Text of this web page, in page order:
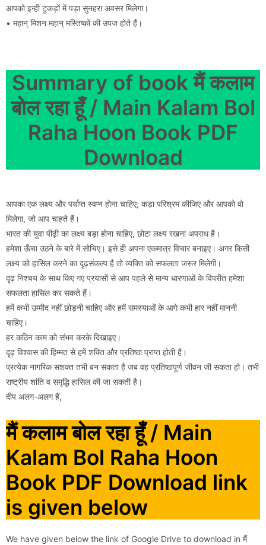
आपको इन्हीं टुकड़ों में पड़ा सुनहरा अवसर मिलेगा।
• महान् मिशन महान् मस्तिष्कों की उपज होते हैं।
Summary of book मैं कलाम
बोल रहा हूँ / Main Kalam Bol
Raha Hoon Book PDF
Download
आपका एक लक्ष्य और पर्याप्त स्वप्न होना चाहिए; कड़ा परिश्रम कीजिए और आपको वो
मिलेगा, जो आप चाहते हैं।
भारत की युवा पीढ़ी का लक्ष्य बड़ा होना चाहिए, छोटा लक्ष्य रखना अपराध है।
हमेशा ऊँचा उठने के बारे में सोचिए। इसे ही अपना एकमात्र विचार बनाइए। अगर किसी
लक्ष्य को हासिल करने का दृढ़संकल्प है तो व्यक्ति को सफलता जरूर मिलेगी।
दृढ़ निश्चय के साथ किए गए प्रयासों से आप पहले से मान्य धारणाओं के विपरीत हमेशा
सफलता हासिल कर सकते हैं।
हमें कभी उम्मीद नहीं छोड़नी चाहिए और हमें समस्याओं के आगे कभी हार नहीं माननी
चाहिए।
हर कठिन काम को संभव करके दिखाइए।
दृढ़ विश्वास की हिम्मत से हमें शक्ति और प्रतिष्ठा प्राप्त होती है।
प्रत्येक नागरिक सशक्त तभी बन सकता है जब वह प्रतिष्ठापूर्ण जीवन जी सकता हो। तभी
राष्ट्रीय शांति व समृद्धि हासिल की जा सकती है।
दीप अलग-अलग हैं,
मैं कलाम बोल रहा हूँ / Main
Kalam Bol Raha Hoon
Book PDF Download link
is given below
We have given below the link of Google Drive to download in मैं